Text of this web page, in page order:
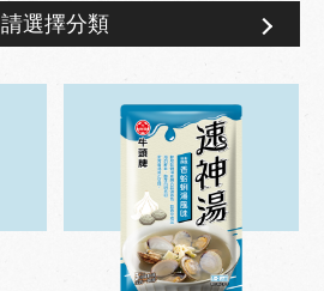
請選擇分類